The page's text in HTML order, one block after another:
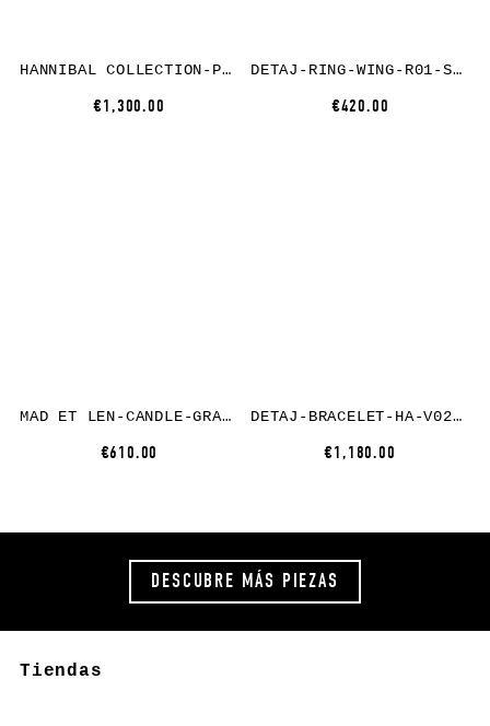
HANNIBAL COLLECTION-PARKA-RICK 109.-VINTAGE BLACK
€1,300.00
DETAJ-RING-WING-R01-SILVER
€420.00
MAD ET LEN-CANDLE-GRAPHITE-LARGE
€610.00
DETAJ-BRACELET-HA-V02-BLACK
€1,180.00
DESCUBRE MÁS PIEZAS
Tiendas